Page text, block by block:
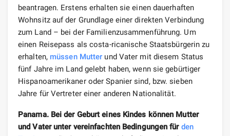
beantragen. Erstens erhalten sie einen dauerhaften
Wohnsitz auf der Grundlage einer direkten Verbindung
zum Land – bei der Familienzusammenführung. Um
einen Reisepass als costa-ricanische Staatsbürgerin zu
erhalten, müssen Mutter und Vater mit diesem Status
fünf Jahre im Land gelebt haben, wenn sie gebürtiger
Hispanoamerikaner oder Spanier sind, bzw. sieben
Jahre für Vertreter einer anderen Nationalität.
Panama. Bei der Geburt eines Kindes können Mutter
und Vater unter vereinfachten Bedingungen für den